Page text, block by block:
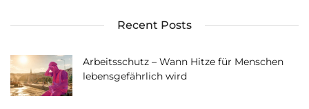
Recent Posts
Arbeitsschutz – Wann Hitze für Menschen
lebensgefährlich wird